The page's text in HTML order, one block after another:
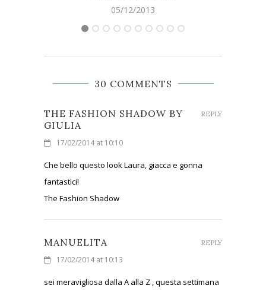
05/12/2013
30 COMMENTS
THE FASHION SHADOW BY
GIULIA
17/02/2014 at 10:10
Che bello questo look Laura, giacca e gonna
fantastici!
The Fashion Shadow
REPLY
MANUELITA
17/02/2014 at 10:13
sei meravigliosa dalla A alla Z , questa settimana
REPLY